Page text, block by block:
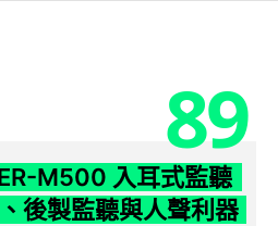
89
M500 入耳式監聽
後製監聽與人聲利器